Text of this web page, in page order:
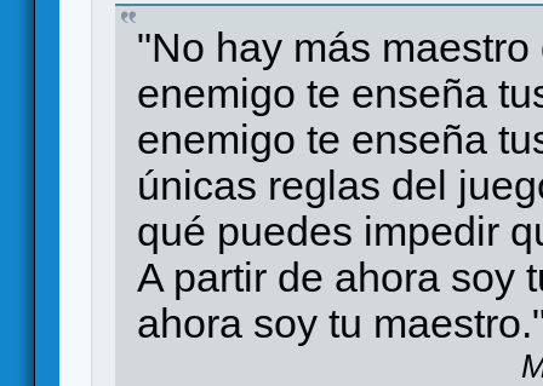
"No hay más
enemigo te enseña
enemigo te enseña
únicas reglas del
qué puedes impedir
A partir de ahora soy
ahora soy tu